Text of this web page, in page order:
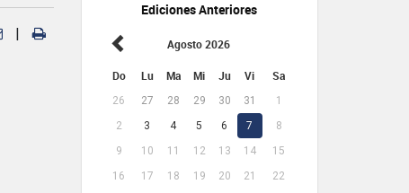
Ediciones Anteriores
Agosto 2026
Do Lu Ma Mi Ju Vi Sa
26 27 28 29 30 31
1
2
3 4 5 6 7
8
9
10 11 12 13 14
15
16
17 18 19 20 21
22
|